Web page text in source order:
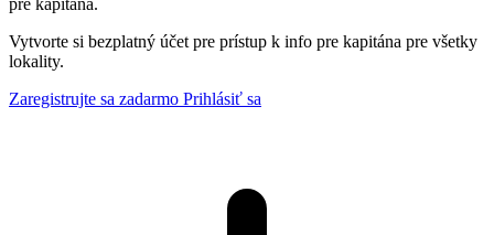
Vytvorte si bezplatný účet pre prístup k info pre kapitána pre všetky
lokality.
Zaregistrujte sa zadarmo Prihlásiť sa